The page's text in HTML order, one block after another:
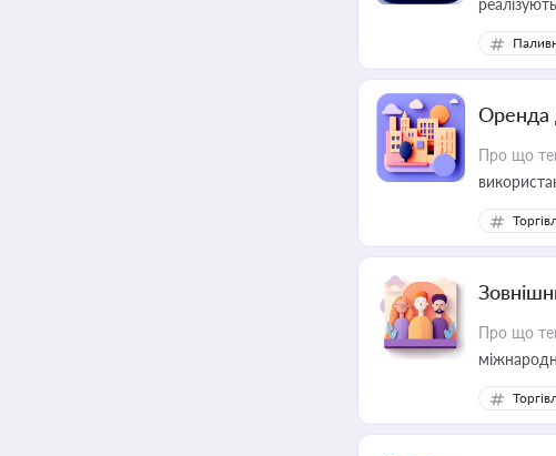
Оренда
Про що
Про що